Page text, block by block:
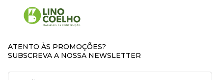
ATENTO ÀS PROMOÇÕES?
SUBSCREVA A NOSSA NEWSLETTER